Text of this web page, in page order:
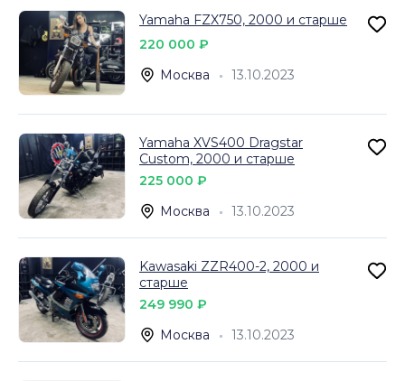
Yamaha FZX750, 2000 и старше
220 000 ₽
Москва
13.10.2023
Yamaha XVS400 Dragstar
Custom, 2000 и старше
225 000 ₽
Москва
13.10.2023
Kawasaki ZZR400-2, 2000 и
старше
249 990 ₽
Москва
13.10.2023